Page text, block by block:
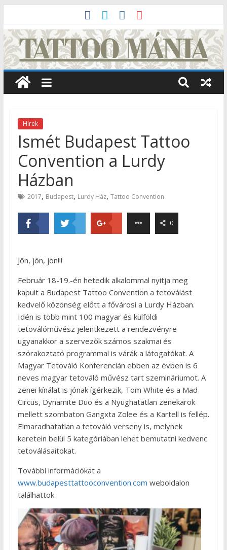
Hírek
Ismét Budapest Tattoo
Convention a Lurdy
Házban
2017, Budapest, Lurdy Ház, Tattoo Convention
0
Jön, jön, jön!!!
Február 18-19.-én hetedik alkalommal nyitja meg
kapuit a Budapest Tattoo Convention a tetoválást
kedvelő közönség előtt a fővárosi a Lurdy Házban.
Idén is több mint 100 magyar és külföldi
tetoválóművész jelentkezett a rendezvényre
ugyanakkor a szervezők számos szakmai és
szórakoztató programmal is várák a látogatókat. A
Magyar Tetováló Konferencián ebben az évben is 6
neves magyar tetováló művész tart szemináriumot. A
zenei kínálat is jónak ígérkezik, Tom White és a Mad
Circus, Dynamite Duo és a Nyughatatlan zenekarok
mellett szombaton Gangxta Zolee és a Kartell is fellép.
Elmaradhatatlan a tetováló verseny is, melynek
keretein belül 5 kategóriában lehet bemutatni kedvenc
tetoválásaitokat.
További információkat a
www.budapesttattooconvention.com weboldalon
találhattok.